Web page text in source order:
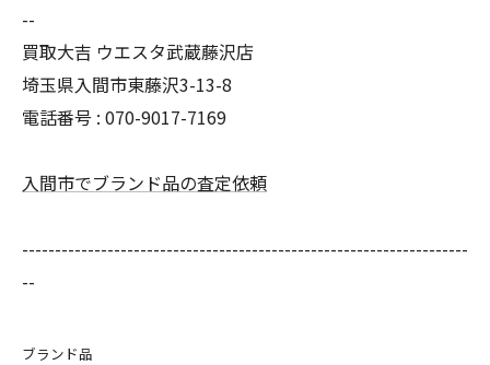
--
買取大吉 ウエスタ武蔵藤沢店
埼玉県入間市東藤沢3-13-8
電話番号 : 070-9017-7169
入間市でブランド品の査定依頼
--------------------------------------------------------------------
--
ブランド品